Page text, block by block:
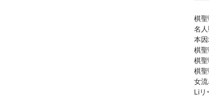
棋
名
本
棋
棋
棋
女
Liリ